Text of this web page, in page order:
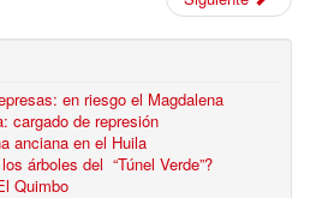
en riesgo el Magdalena
cargado de represión
anciana en el Huila
árboles del “Túnel Verde”?
Quimbo